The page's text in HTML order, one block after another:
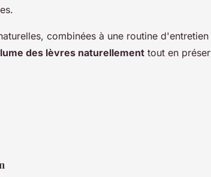
combinées à une routine
des lèvres naturellement tout en